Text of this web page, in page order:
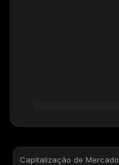
Capitalização de Mercado